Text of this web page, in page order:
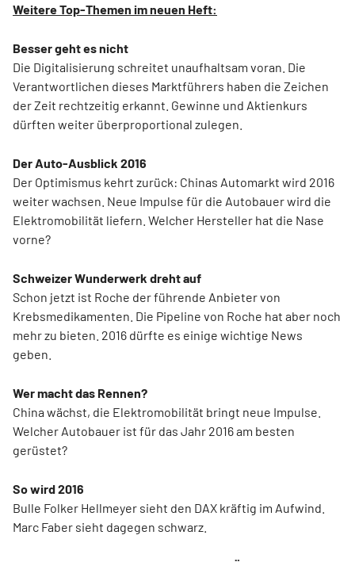
Weitere Top-Themen im neuen Heft:
Besser geht es nicht
Die Digitalisierung schreitet unaufhaltsam voran. Die
Verantwortlichen dieses Marktführers haben die Zeichen
der Zeit rechtzeitig erkannt. Gewinne und Aktienkurs
dürften weiter überproportional zulegen.
Der Auto-Ausblick 2016
Der Optimismus kehrt zurück: Chinas Automarkt wird 2016
weiter wachsen. Neue Impulse für die Autobauer wird die
Elektromobilität liefern. Welcher Hersteller hat die Nase
vorne?
Schweizer Wunderwerk dreht auf
Schon jetzt ist Roche der führende Anbieter von
Krebsmedikamenten. Die Pipeline von Roche hat aber noch
mehr zu bieten. 2016 dürfte es einige wichtige News
geben.
Wer macht das Rennen?
China wächst, die Elektromobilität bringt neue Impulse.
Welcher Autobauer ist für das Jahr 2016 am besten
gerüstet?
So wird 2016
Bulle Folker Hellmeyer sieht den DAX kräftig im Aufwind.
Marc Faber sieht dagegen schwarz.